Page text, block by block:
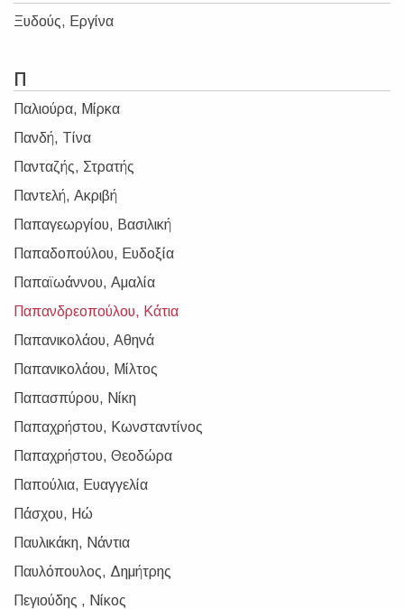
Ξυδούς, Εργίνα
Π
Παλιούρα, Μίρκα
Πανδή, Τίνα
Πανταζής, Στρατής
Παντελή, Ακριβή
Παπαγεωργίου, Βασιλική
Παπαδοπούλου, Ευδοξία
Παπαϊωάννου, Αμαλία
Παπανδρεοπούλου, Κάτια
Παπανικολάου, Αθηνά
Παπανικολάου, Μίλτος
Παπασπύρου, Νίκη
Παπαχρήστου, Κωνσταντίνος
Παπαχρήστου, Θεοδώρα
Παπούλια, Ευαγγελία
Πάσχου, Ηώ
Παυλικάκη, Νάντια
Παυλόπουλος, Δημήτρης
Πεγιούδης , Νίκος